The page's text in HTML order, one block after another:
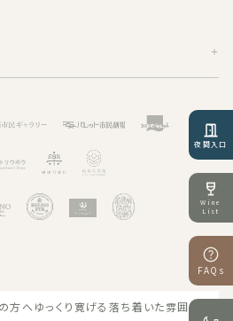
夜間入口
Wine
List
FAQs
レット久茂地店舗一覧で多彩な食事を楽